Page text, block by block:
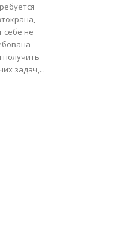
себе не
получить
задач,...